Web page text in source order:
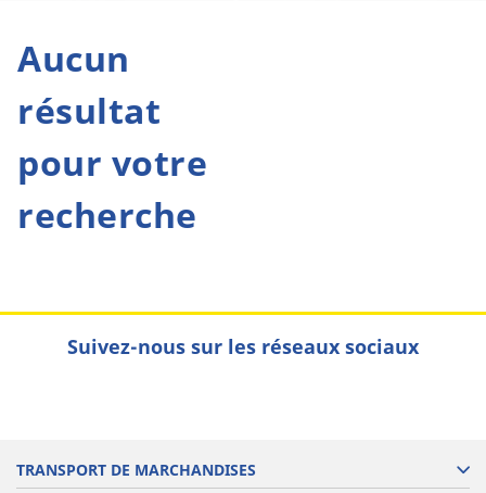
Aucun
résultat
pour votre
recherche
Suivez-nous sur les réseaux sociaux
TRANSPORT DE MARCHANDISES